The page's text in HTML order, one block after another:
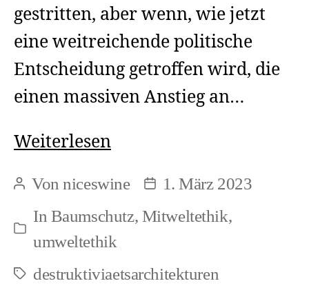
gestritten, aber wenn, wie jetzt
eine weitreichende politische
Entscheidung getroffen wird, die
einen massiven Anstieg an…
WeiterlesenFür
bundesweite
Baumschutzsatzung
(1)
Beitragsautor
Vonniceswine Beitragsdatum
1. März 2023
Kategorien
In Baumschutz, Mitweltethik,
umweltethik
Schlagwörter
destruktiviaetsarchitekturen